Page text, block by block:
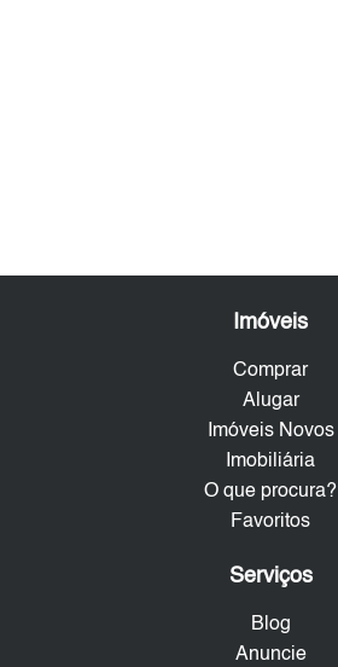
Imóveis
Comprar
Alugar
Imóveis Novos
Imobiliária
O que procura?
Favoritos
Serviços
Blog
Anuncie